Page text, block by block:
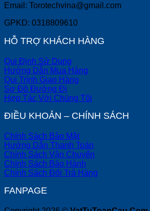
Email: Torotechvina@gmail.com
GPKD: 0318809610
HỖ TRỢ KHÁCH HÀNG
Qui Định Sử Dụng
Hướng Dẫn Mua Hàng
Qui Trình Giao Hàng
Sơ Đồ Đường Đi
Hợp Tác Với Chúng Tôi
ĐIỀU KHOẢN – CHÍNH SÁCH
Chính Sách Bảo Mật
Hướng Dẫn Thanh Toán
Chính Sách Vận Chuyển
Chính Sách Bảo Hành
Chính Sách Đổi Trả Hàng
FANPAGE